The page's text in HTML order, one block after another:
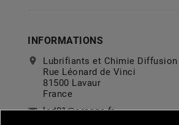
INFORMATIONS
location_on
Lubrifiants et Chimie Diffusion
Rue Léonard de Vinci
81500 Lavaur
France
email lcd81@orange.fr